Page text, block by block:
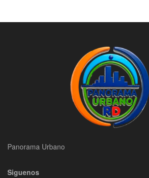
Panorama Urbano
Siguenos